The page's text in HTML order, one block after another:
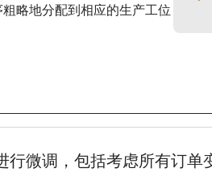
略地分配到相应的生产工位
行微调，包括考虑所有订单